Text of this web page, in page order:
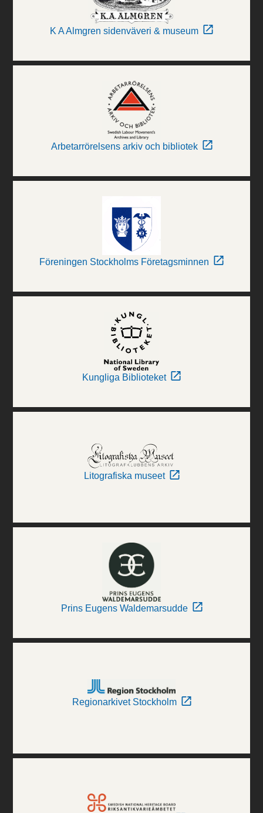
K A Almgren sidenväveri & museum
Arbetarrörelsens arkiv och bibliotek
Föreningen Stockholms Företagsminnen
Kungliga Biblioteket
Litografiska museet
Prins Eugens Waldemarsudde
Regionarkivet Stockholm